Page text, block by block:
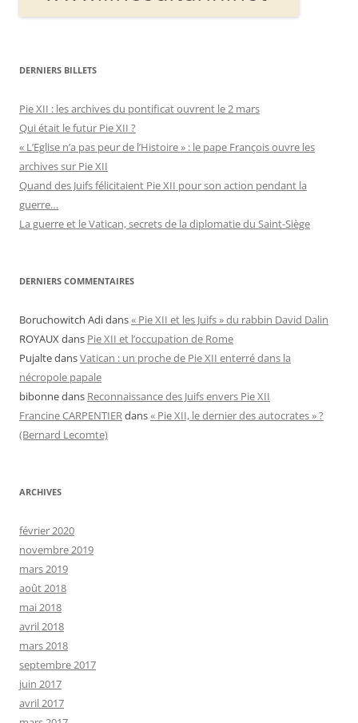
DERNIERS BILLETS
Pie XII : les archives du pontificat ouvrent le 2 mars
Qui était le futur Pie XII ?
« L’Eglise n’a pas peur de l’Histoire » : le pape François ouvre les
archives sur Pie XII
Quand des Juifs félicitaient Pie XII pour son action pendant la
guerre…
La guerre et le Vatican, secrets de la diplomatie du Saint-Siège
DERNIERS COMMENTAIRES
Boruchowitch Adidans« Pie XII et les Juifs » du rabbin David Dalin
ROYAUXdans Pie XII et l’occupation de Rome
PujaltedansVatican : un proche de Pie XII enterré dans la
nécropole papale
bibonnedans Reconnaissance des Juifs envers Pie XII
Francine CARPENTIERdans« Pie XII, le dernier des autocrates » ?
(Bernard Lecomte)
ARCHIVES
février 2020
novembre 2019
mars 2019
août 2018
mai 2018
avril 2018
mars 2018
septembre 2017
juin 2017
avril 2017